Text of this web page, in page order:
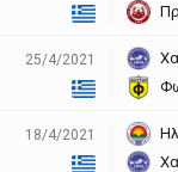
25/4/2021
18/4/2021